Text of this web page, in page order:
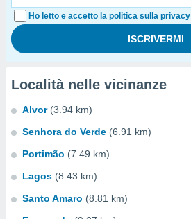
Ho letto e accetto la politica sulla privacy
Località nelle vicinanze
Alvor (3.94 km)
Senhora do Verde (6.91 km)
Portimão (7.49 km)
Lagos (8.43 km)
Santo Amaro (8.81 km)